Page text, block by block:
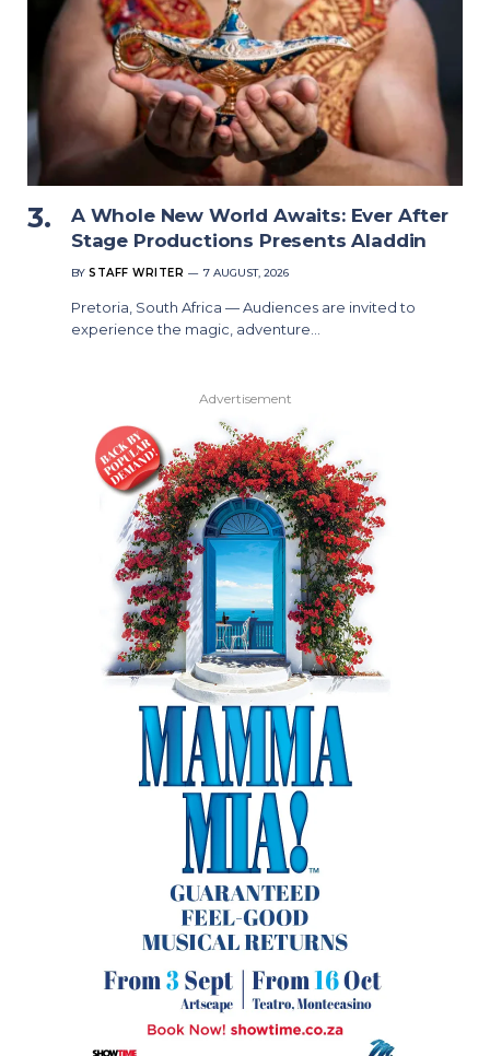
A Whole New World Awaits: Ever After
Stage Productions Presents Aladdin
BY STAFF WRITER 7 AUGUST, 2026
Pretoria, South Africa — Audiences are invited to
experience the magic, adventure…
Advertisement